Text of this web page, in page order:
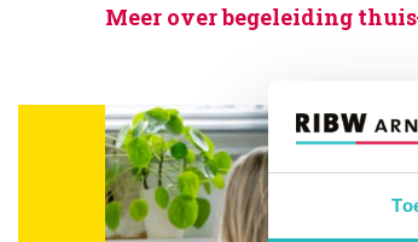
Meer over begeleiding thuis